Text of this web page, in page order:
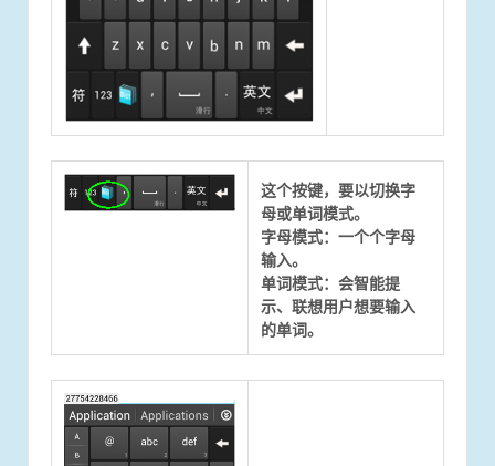
这个按键，要以切换字
母或单词模式。
字母模式：一个个字母
输入。
单词模式：会智能提
示、联想用户想要输入
的单词。